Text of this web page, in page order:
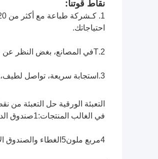
نقاط قوتنا:
1. كـ
احتياجاتك.
2.T في المصانع، بغض النظر عن
3. استجابة سريعة، تواصل
التعبئة الورقية حل التعبئة من
في الغالب المنتجات:1صندوق الدرج2صندوق مغناطيسي3صندوق قابلة للطي
4مربع ملون5الغطاء والصندوق الأساسي6كيس ورقي وهلم جرا